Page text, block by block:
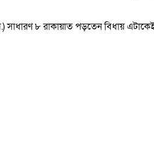
সাধারণ ৮ রাকায়াতপড়তেন বিধায়